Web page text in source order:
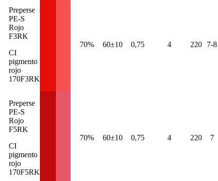
Preperse
PE-S
Rojo
F3RK
CI
pigmento
rojo
170F3RK
70% 60±10 0,75 4 220 7-8
Preperse
PE-S
Rojo
F5RK
CI
pigmento
rojo
170F5RK
70% 60±10 0,75 4 220 7